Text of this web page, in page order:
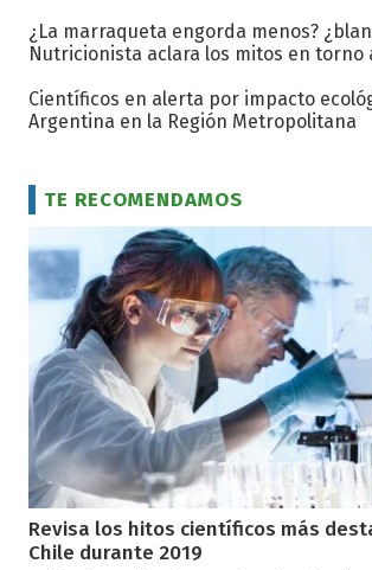
¿La marraqueta engorda menos?
Nutricionista aclara los mitos en torno
Científicos en alerta por impacto
Argentina en la Región Metropolitana
TE RECOMENDAMOS
Revisa los hitos científicos más
Chile durante 2019